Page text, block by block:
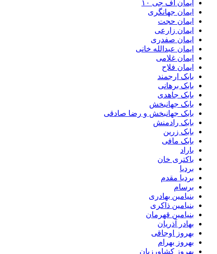
ایمان اف جی ۱۰
ایمان جهانگری
ایمان حجت
ایمان زارعی
ایمان صفدری
ایمان عبدالله خانی
ایمان غلامی
ایمان فلاح
بابک ارجمند
بابک برهانی
بابک جاهدی
بابک جهانبخش
بابک جهانبخش و رضا صادقی
بابک رادمنش
بابک زرین
بابک مافی
باراد
باکتری خان
بردیا
بردیا مقدم
برسام
بنیامین بهادری
بنیامین ذاکری
بنیامین قهرمان
بهادر آذریان
بهروز اوجاقی
بهروز بهرام
بهروز کشاورزیان